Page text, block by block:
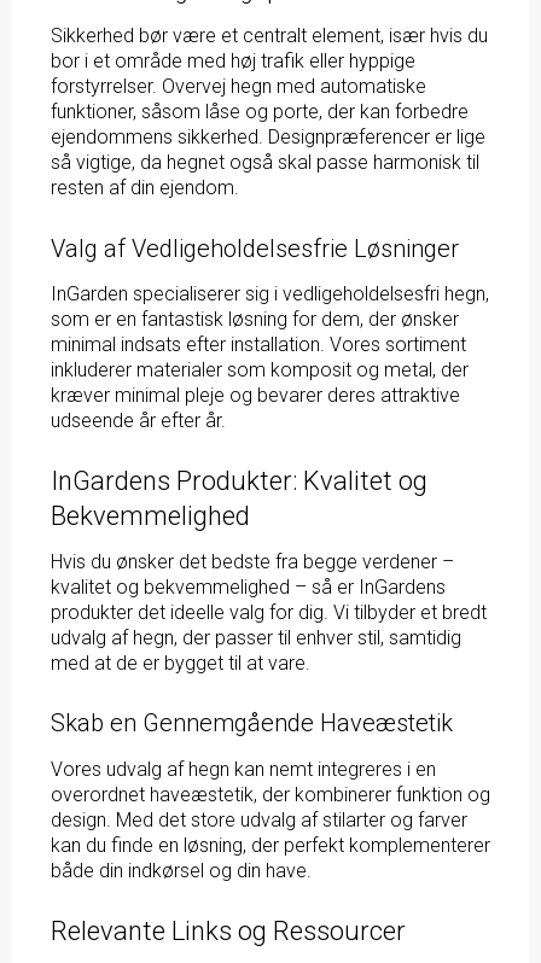
Sikkerhed bør være et centralt element, især hvis du
bor i et område med høj trafik eller hyppige
forstyrrelser. Overvej hegn med automatiske
funktioner, såsom låse og porte, der kan forbedre
ejendommens sikkerhed. Designpræferencer er lige
så vigtige, da hegnet også skal passe harmonisk til
resten af din ejendom.
Valg af Vedligeholdelsesfrie Løsninger
InGarden specialiserer sig i vedligeholdelsesfri hegn,
som er en fantastisk løsning for dem, der ønsker
minimal indsats efter installation. Vores sortiment
inkluderer materialer som komposit og metal, der
kræver minimal pleje og bevarer deres attraktive
udseende år efter år.
InGardens Produkter: Kvalitet og
Bekvemmelighed
Hvis du ønsker det bedste fra begge verdener –
kvalitet og bekvemmelighed – så er InGardens
produkter det ideelle valg for dig. Vi tilbyder et bredt
udvalg af hegn, der passer til enhver stil, samtidig
med at de er bygget til at vare.
Skab en Gennemgående Haveæstetik
Vores udvalg af hegn kan nemt integreres i en
overordnet haveæstetik, der kombinerer funktion og
design. Med det store udvalg af stilarter og farver
kan du finde en løsning, der perfekt komplementerer
både din indkørsel og din have.
Relevante Links og Ressourcer